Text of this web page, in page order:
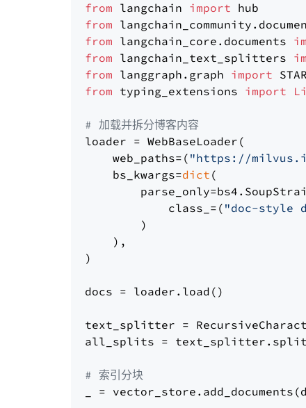
from langchain import
from
from langchain_core.documents
from langchain_text_splitters
from langgraph.graph import
from typing_extensions import
# 加载并拆分博客内容
loader = WebBaseLoader(
    web_paths=(
"https://
    bs_kwargs=
dict (
            class_=(
"doc-style
        )
    ),
)
docs = loader.load()
text_splitter =
all_splits =
# 索引分块
_ =